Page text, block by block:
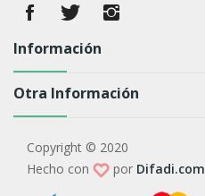
Información
Otra Información
Copyright © 2020
Hecho con
por Difadi.com